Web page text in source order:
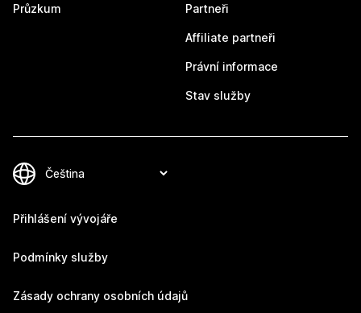
Průzkum Partneři
Affiliate partneři
Právní informace
Stav služby
Přihlášení vývojáře
Podmínky služby
Zásady ochrany osobních údajů